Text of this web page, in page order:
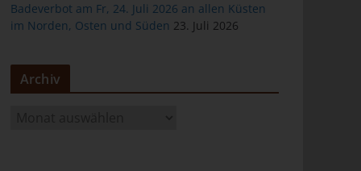
Badeverbot am Fr, 24. Juli 2026 an allen Küsten
im Norden, Osten und Süden 23. Juli 2026
Archiv